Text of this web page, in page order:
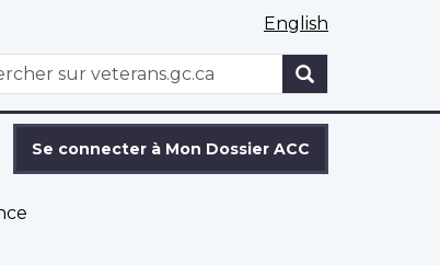
English
Se connecter à Mon Dossier ACC